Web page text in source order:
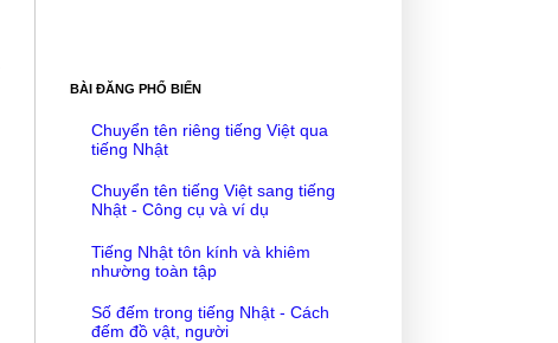
BÀI ĐĂNG PHỔ BIẾN
Chuyển tên riêng tiếng Việt qua
tiếng Nhật
Chuyển tên tiếng Việt sang tiếng
Nhật - Công cụ và ví dụ
Tiếng Nhật tôn kính và khiêm
nhường toàn tập
Số đếm trong tiếng Nhật - Cách
đếm đồ vật, người